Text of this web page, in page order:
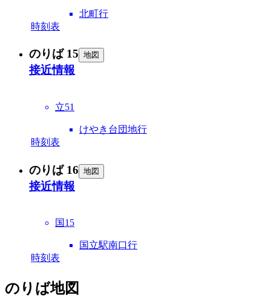
北町行
時刻表
のりば 15 地図
接近情報
立51
けやき台団地行
時刻表
のりば 16 地図
接近情報
国15
国立駅南口行
時刻表
のりば地図